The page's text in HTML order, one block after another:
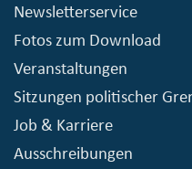
Newsletterservice
Fotos zum Download
Veranstaltungen
Sitzungen politischer
Job & Karriere
Ausschreibungen